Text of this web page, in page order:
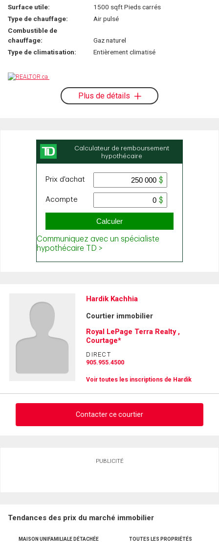
Surface utile:
1500 sqft Pieds carrés
Type de chauffage:
Air pulsé
Combustible de
chauffage:
Gaz naturel
Type de climatisation:
Entièrement climatisé
Plus de détails
Hardik Kachhia
Courtier immobilier
Royal LePage Terra Realty ,
Courtage*
DIRECT
905.955.4500
Voir toutes les inscriptions de Hardik
Contacter ce courtier
Téléphone
PUBLICITÉ
Tendances des prix du marché immobilier
MAISON UNIFAMILIALE DÉTACHÉE TOUTES LES PROPRIÉTÉS